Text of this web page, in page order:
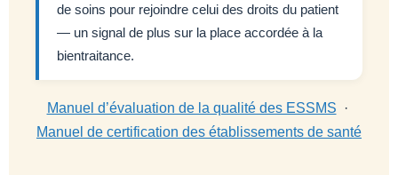
de soins pour rejoindre celui des droits du patient
— un signal de plus sur la place accordée à la
bientraitance.
Manuel d’évaluation de la qualité des ESSMS ·
Manuel de certification des établissements de santé